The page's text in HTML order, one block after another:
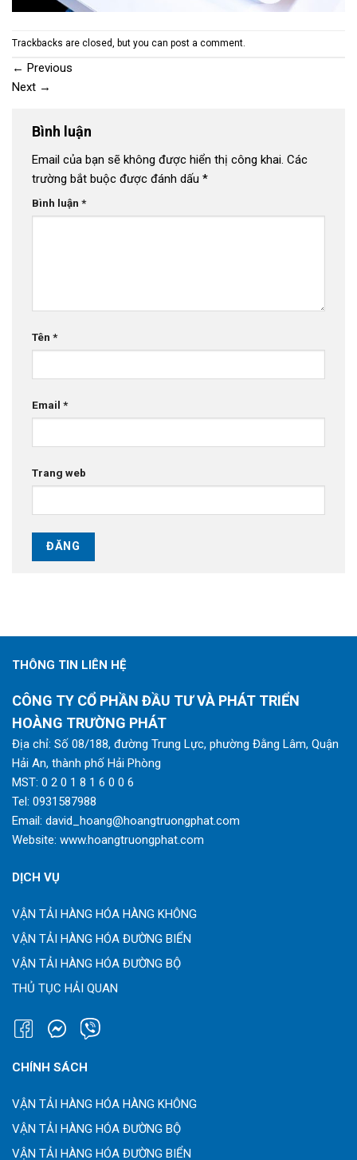
Trackbacks are closed, but you can post a comment.
← Previous
Next →
Bình luận
Email của bạn sẽ không được hiển thị công khai. Các
trường bắt buộc được đánh dấu *
Bình luận *
Tên *
Email *
Trang web
THÔNG TIN LIÊN HỆ
CÔNG TY CỔ PHẦN ĐẦU TƯ VÀ PHÁT TRIỂN
HOÀNG TRƯỜNG PHÁT
Địa chỉ: Số 08/188, đường Trung Lực, phường Đằng Lâm, Quận
Hải An, thành phố Hải Phòng
MST: 0 2 0 1 8 1 6 0 0 6
Tel: 0931587988
Email: david_hoang@hoangtruongphat.com
Website: www.hoangtruongphat.com
DỊCH VỤ
VẬN TẢI HÀNG HÓA HÀNG KHÔNG
VẬN TẢI HÀNG HÓA ĐƯỜNG BIỂN
VẬN TẢI HÀNG HÓA ĐƯỜNG BỘ
THỦ TỤC HẢI QUAN
CHÍNH SÁCH
VẬN TẢI HÀNG HÓA HÀNG KHÔNG
VẬN TẢI HÀNG HÓA ĐƯỜNG BỘ
VẬN TẢI HÀNG HÓA ĐƯỜNG BIỂN